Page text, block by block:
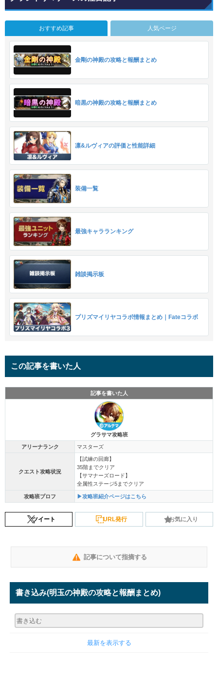
おすすめ記事 人気ページ
金剛の神殿の攻略と報酬まとめ
暗黒の神殿の攻略と報酬まとめ
凛&ルヴィアの評価と性能詳細
装備一覧
最強キャラランキング
雑談掲示板
プリズマイリヤコラボ情報まとめ｜Fateコラボ
この記事を書いた人
記事を書いた人
グラサマ攻略班
アリーナランク マスターズ
クエスト攻略状況
【試練の回廊】
35階までクリア
【サマナーズロード】
全属性ステージ5までクリア
攻略班プロフ ▶攻略班紹介ページはこちら
ツイート URL発行 お気に入り
記事について指摘する
書き込み(明玉の神殿の攻略と報酬まとめ)
最新を表示する